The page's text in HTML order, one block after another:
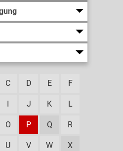
C D E F
J K L
O P Q R
U V W X